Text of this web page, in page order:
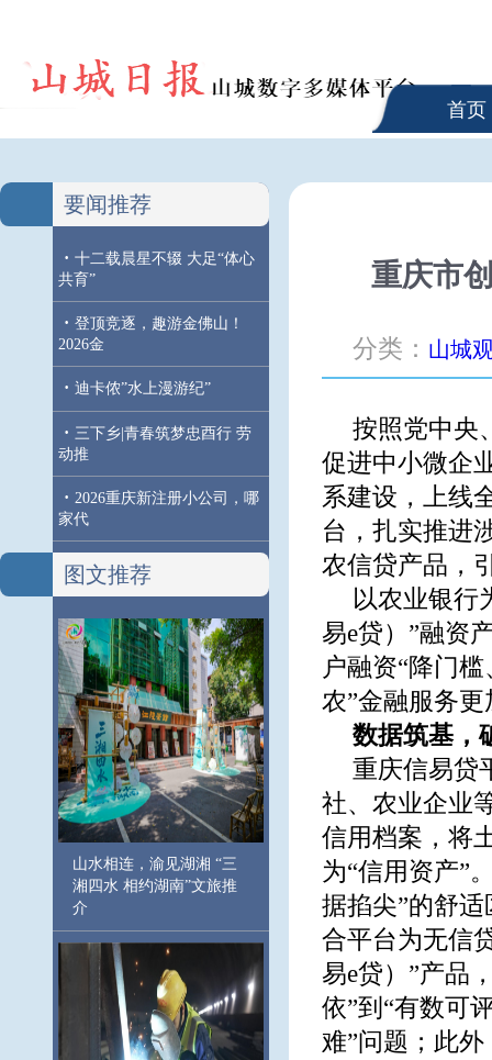
首页
要闻推荐
· 十二载晨星不辍 大足“体心
共育”
· 登顶竞逐，趣游金佛山！
2026金
· 迪卡侬”水上漫游纪”
· 三下乡|青春筑梦忠酉行 劳
动推
· 2026重庆新注册小公司，哪
家代
图文推荐
山水相连，渝见湖湘 “三
湘四水 相约湖南”文旅推
介
重庆市
分类： 山城
按照党中央
促进中小微企
系建设，上线
台，扎实推进
农信贷产品，
以农业银行
易e贷）”融资
户融资“降门
农”金融服务
数据筑基，
重庆信易贷
社、农业企业
信用档案，将
为“信用资产”
据掐尖”的舒
合平台为无信
易e贷）”产品
依”到“有数可
难”问题；此